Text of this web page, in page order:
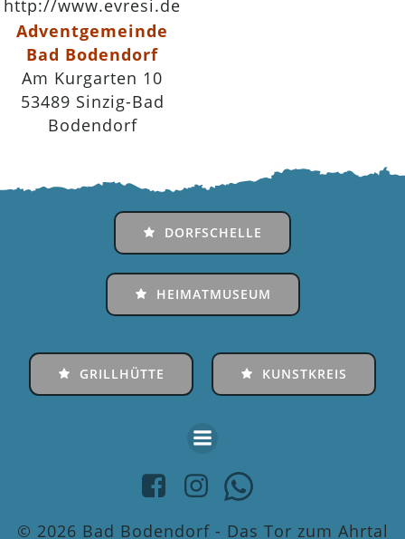
http://www.evresi.de
Adventgemeinde
Bad Bodendorf
Am Kurgarten 10
53489 Sinzig-Bad
Bodendorf
DORFSCHELLE
HEIMATMUSEUM
GRILLHÜTTE KUNSTKREIS
© 2026 Bad Bodendorf - Das Tor zum Ahrtal